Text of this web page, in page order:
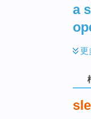
a
更